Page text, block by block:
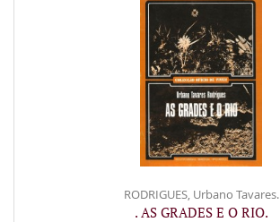
RODRIGUES, Urbano Tavares.
. AS GRADES E O RIO.